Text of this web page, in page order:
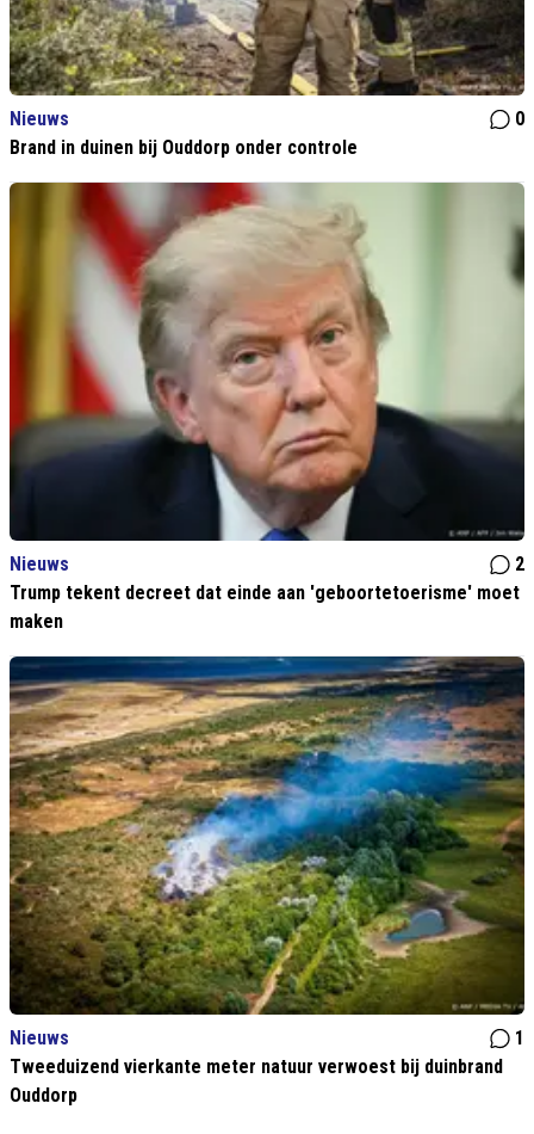
Nieuws
0
Brand in duinen bij Ouddorp onder controle
Nieuws
2
Trump tekent decreet dat einde aan 'geboortetoerisme' moet
maken
Nieuws
1
Tweeduizend vierkante meter natuur verwoest bij duinbrand
Ouddorp